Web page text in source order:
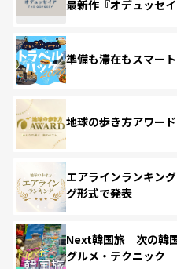
最新作『オデュッセイ
準備も滞在もスマー
地球の歩き方アワー
エアラインランキン
グ形式で発表
Next韓国旅 次の韓国
グルメ・テクニック